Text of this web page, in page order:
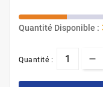
Quantité :
Quantité Disponible :